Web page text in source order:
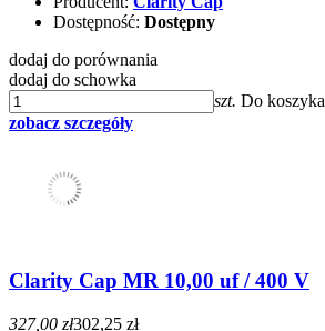
Dostępność: Dostępny
dodaj do porównania
dodaj do schowka
szt. Do koszyka
zobacz szczegóły
Clarity Cap MR 10,00 uf / 400 V
327,00 zł302,25 zł